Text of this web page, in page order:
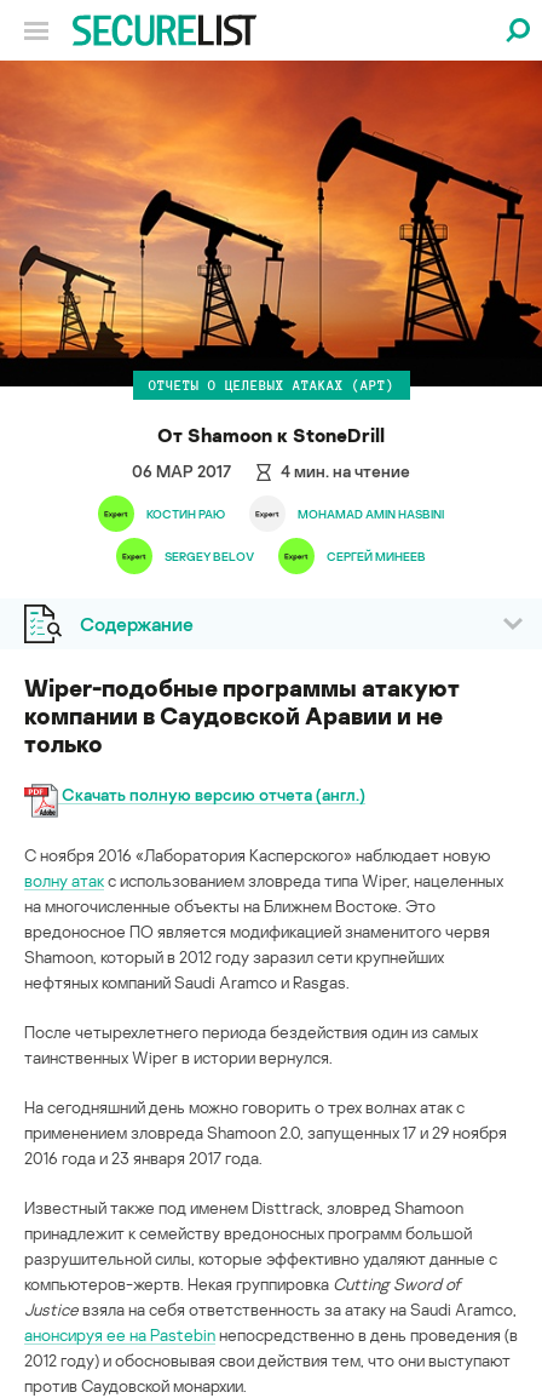
ОТЧЕТЫ О ЦЕЛЕВЫХ АТАКАХ (APT)
От Shamoon к StoneDrill
06 МАР 2017 4мин. на чтение
КОСТИН РАЮ MOHAMAD AMIN HASBINI
SERGEY BELOV СЕРГЕЙ МИНЕЕВ
Содержание
Wiper-подобные программы атакуют
компании в Саудовской Аравии и не
только
Скачать полную версию отчета (англ.)
C ноября 2016 «Лаборатория Касперского» наблюдает новую
волну атакс использованием зловреда типа Wiper, нацеленных
на многочисленные объекты на Ближнем Востоке. Это
вредоносное ПО является модификацией знаменитого червя
Shamoon, который в 2012 году заразил сети крупнейших
нефтяных компаний Saudi Aramco и Rasgas.
После четырехлетнего периода бездействия один из самых
таинственных Wiper в истории вернулся.
На сегодняшний день можно говорить о трех волнах атак с
применением зловреда Shamoon 2.0, запущенных 17 и 29 ноября
2016 года и 23 января 2017 года.
Известный также под именем Disttrack, зловред Shamoon
принадлежит к семейству вредоносных программ большой
разрушительной силы, которые эффективно удаляют данные с
компьютеров-жертв. Некая группировка Cutting Sword of
Justiceвзяла на себя ответственность за атаку на Saudi Aramco,
анонсируя ее на Pastebinнепосредственно в день проведения (в
2012 году) и обосновывая свои действия тем, что они выступают
против Саудовской монархии.